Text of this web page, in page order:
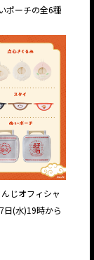
ポーチの全6種
じオフィシャ
(水)19時から